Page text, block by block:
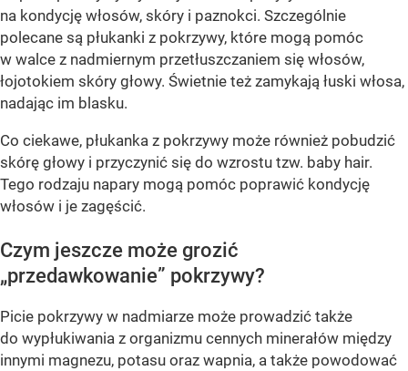
na kondycję włosów, skóry i paznokci. Szczególnie
polecane są płukanki z pokrzywy, które mogą pomóc
w walce z nadmiernym przetłuszczaniem się włosów,
łojotokiem skóry głowy. Świetnie też zamykają łuski włosa,
nadając im blasku.
Co ciekawe, płukanka z pokrzywy może również pobudzić
skórę głowy i przyczynić się do wzrostu tzw. baby hair.
Tego rodzaju napary mogą pomóc poprawić kondycję
włosów i je zagęścić.
Czym jeszcze może grozić
„przedawkowanie” pokrzywy?
Picie pokrzywy w nadmiarze może prowadzić także
do wypłukiwania z organizmu cennych minerałów między
innymi magnezu, potasu oraz wapnia, a także powodować